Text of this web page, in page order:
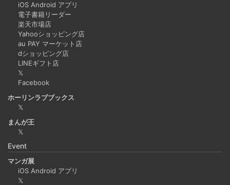
iOS Android アプリ
電子書籍リーダー
楽天市場店
Yahooショッピング店
au PAY マーケット店
dショッピング店
LINEギフト店
𝕏
Facebook
ホーリンラブブックス
𝕏
まんが王
𝕏
Event
マンガ展
iOS Android アプリ
𝕏